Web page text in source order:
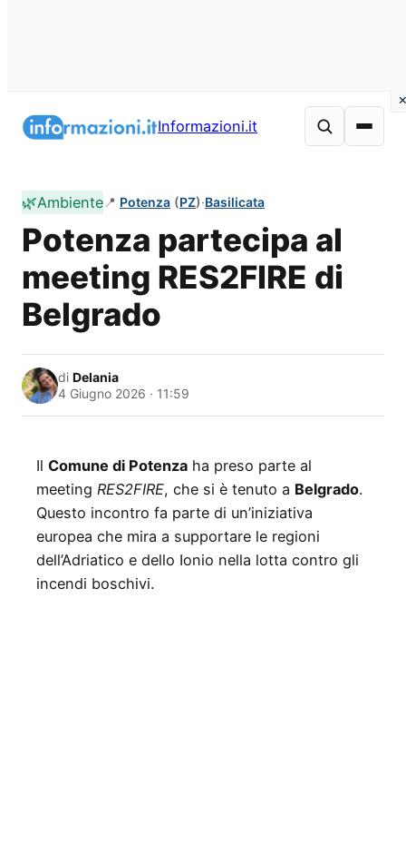
Informazioni.it
🌿Ambiente📍 Potenza (PZ)·Basilicata
Potenza partecipa al
meeting RES2FIRE di
Belgrado
di Delania
4 Giugno 2026 · 11:59
Il Comune di Potenza ha preso parte al
meeting RES2FIRE, che si è tenuto a Belgrado.
Questo incontro fa parte di un’iniziativa
europea che mira a supportare le regioni
dell’Adriatico e dello Ionio nella lotta contro gli
incendi boschivi.